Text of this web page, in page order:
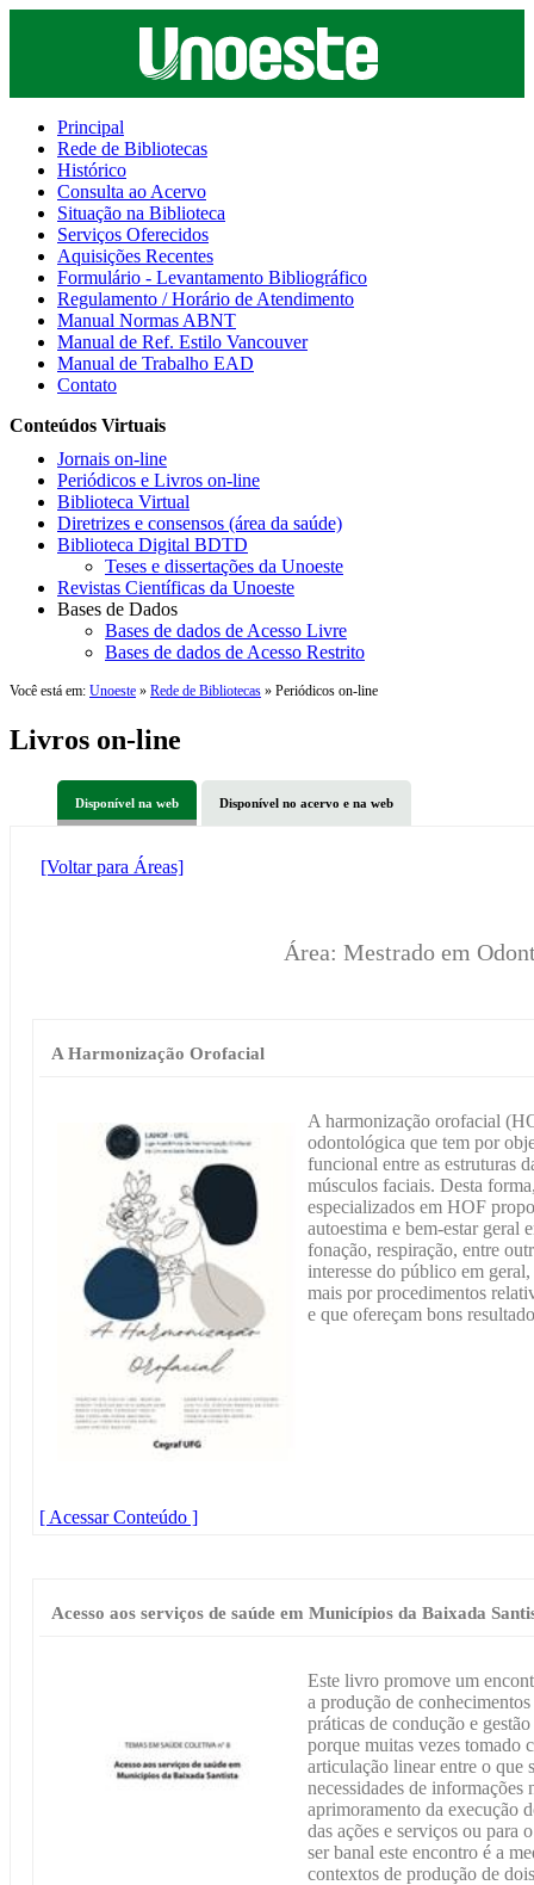
Principal
Rede de Bibliotecas
Histórico
Consulta ao Acervo
Situação na Biblioteca
Serviços Oferecidos
Aquisições Recentes
Formulário - Levantamento Bibliográfico
Regulamento / Horário de Atendimento
Manual Normas ABNT
Manual de Ref. Estilo Vancouver
Manual de Trabalho EAD
Contato
Conteúdos Virtuais
Jornais on-line
Periódicos e Livros on-line
Biblioteca Virtual
Diretrizes e consensos (área da saúde)
Biblioteca Digital BDTD
Teses e dissertações da Unoeste
Revistas Científicas da Unoeste
Bases de Dados
Bases de dados de Acesso Livre
Bases de dados de Acesso Restrito
Você está em: Unoeste » Rede de Bibliotecas » Periódicos on-line
Livros on-line
Disponível na web Disponível no acervo e na web
[Voltar para Áreas]
Área: Mestrado em
A Harmonização Orofacial
A harmonização orofacial
odontológica que tem por
funcional entre as estruturas
músculos faciais. Desta
especializados em HOF
autoestima e bem-estar geral
fonação, respiração, entre
interesse do público em
mais por procedimentos
e que ofereçam bons
[ Acessar Conteúdo ]
Acesso aos serviços de saúde em Municípios da Baixada
Este livro promove um
a produção de
práticas de condução e
porque muitas vezes tomado
articulação linear entre o que
necessidades de informações
aprimoramento da execução
das ações e serviços ou para
ser banal este encontro é a
contextos de produção de